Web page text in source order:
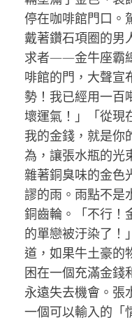
停在咖啡館門口。
戴著鑽石項圈的男
求者——金牛座霸
啡館的門，大聲宣
勢！我已經用一百
壞運氣！」「從現
我的金錢，就是你
為，讓張水瓶的光
雜著銅臭味的金色
謬的雨。雨點不是
銅齒輪。「不行！
的單戀被汙染了！
道，如果牛土豪的
困在一個充滿金錢
永遠失去機會。張
一個可以輸入的「